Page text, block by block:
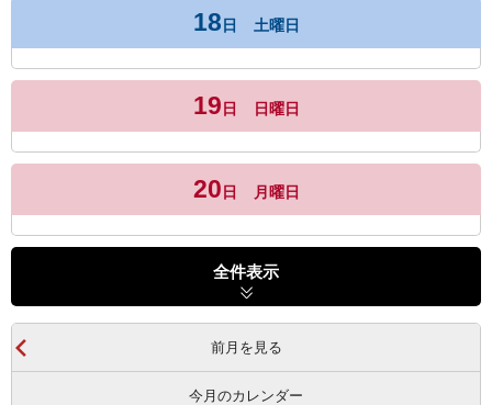
18 日 土曜日
19 日 日曜日
20 日 月曜日
全件表示
前月を見る
今月のカレンダー